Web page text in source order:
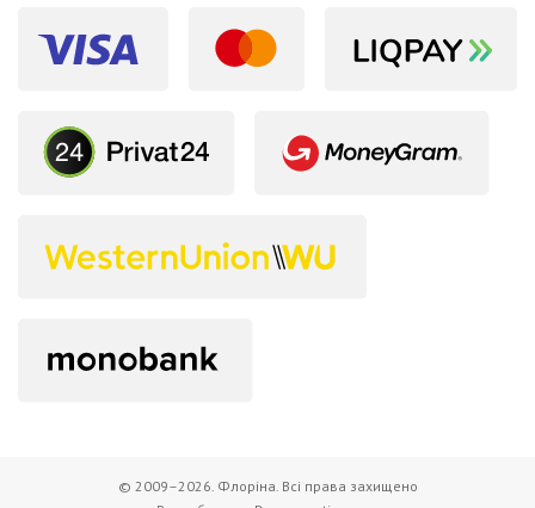
© 2009–2026. Флоріна. Всі права захищено